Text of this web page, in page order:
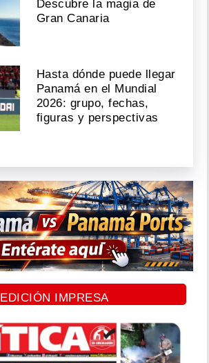
Descubre la magia de
Gran Canaria
Hasta dónde puede llegar
Panamá en el Mundial
2026: grupo, fechas,
figuras y perspectivas
EDICIÓN IMPRESA